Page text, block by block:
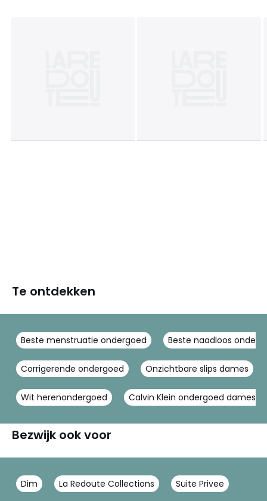
Te ontdekken
Beste menstruatie ondergoed Beste naadloos
Corrigerende ondergoed Onzichtbare slips dames
Wit herenondergoed Calvin Klein ondergoed dames
Bezwijk ook voor
Dim La Redoute Collections Suite Privee